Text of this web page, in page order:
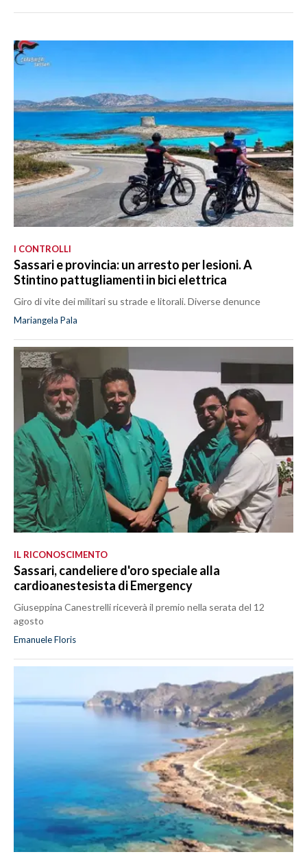
I CONTROLLI
Sassari e provincia: un arresto per lesioni. A
Stintino pattugliamenti in bici elettrica
Giro di vite dei militari su strade e litorali. Diverse denunce
Mariangela Pala
IL RICONOSCIMENTO
Sassari, candeliere d'oro speciale alla
cardioanestesista di Emergency
Giuseppina Canestrelli riceverà il premio nella serata del 12
agosto
Emanuele Floris